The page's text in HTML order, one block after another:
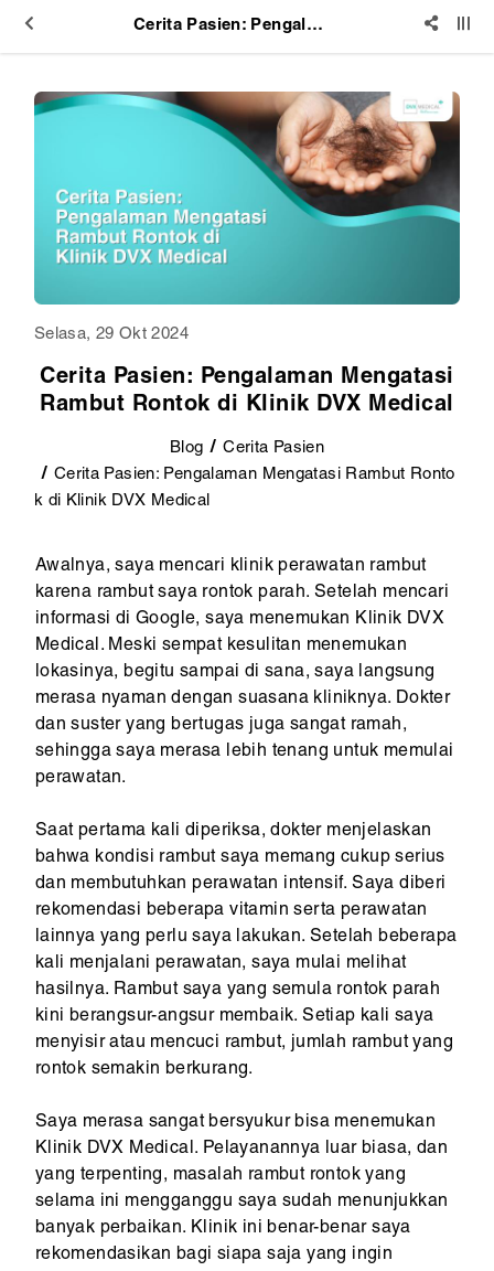
Cerita Pasien: Pengalaman Mengatasi Rambut Rontok di Klinik DVX Medical
Selasa, 29 Okt 2024
Cerita Pasien: Pengalaman Mengatasi
Rambut Rontok di Klinik DVX Medical
Blog
Cerita Pasien
Cerita Pasien: Pengalaman Mengatasi Rambut Ronto
k di Klinik DVX Medical
Awalnya, saya mencari klinik perawatan rambut
karena rambut saya rontok parah. Setelah mencari
informasi di Google, saya menemukan Klinik DVX
Medical. Meski sempat kesulitan menemukan
lokasinya, begitu sampai di sana, saya langsung
merasa nyaman dengan suasana kliniknya. Dokter
dan suster yang bertugas juga sangat ramah,
sehingga saya merasa lebih tenang untuk memulai
perawatan.
Saat pertama kali diperiksa, dokter menjelaskan
bahwa kondisi rambut saya memang cukup serius
dan membutuhkan perawatan intensif. Saya diberi
rekomendasi beberapa vitamin serta perawatan
lainnya yang perlu saya lakukan. Setelah beberapa
kali menjalani perawatan, saya mulai melihat
hasilnya. Rambut saya yang semula rontok parah
kini berangsur-angsur membaik. Setiap kali saya
menyisir atau mencuci rambut, jumlah rambut yang
rontok semakin berkurang.
Saya merasa sangat bersyukur bisa menemukan
Klinik DVX Medical. Pelayanannya luar biasa, dan
yang terpenting, masalah rambut rontok yang
selama ini mengganggu saya sudah menunjukkan
banyak perbaikan. Klinik ini benar-benar saya
rekomendasikan bagi siapa saja yang ingin